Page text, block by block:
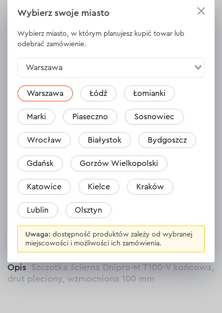
Gwint wrzeciona
WYŚWIETL DANE TECHNICZNE
Opinie 1
Patryk
21.06.2024
Wszystko ok.
Odpowiedź 1 odpowiedź
WSZYSTKIE OPINIE
Opis
Szczotka ścierna Dnipro-M Т100-V końcowa,
drut pleciony, wzmocniona 100 mm
Wybierz swoje miasto
Wybierz miasto, w którym planujesz kupić towar lub
odebrać zamówienie.
Warszawa
Warszawa Łódź Łomianki
Marki Piaseczno Sosnowiec
Wrocław Białystok Bydgoszcz
Gdańsk Gorzów Wielkopolski
Katowice Kielce Kraków
Lublin Olsztyn
Uwaga: dostępność produktów zależy od wybranej
miejscowości i możliwości ich zamówienia.